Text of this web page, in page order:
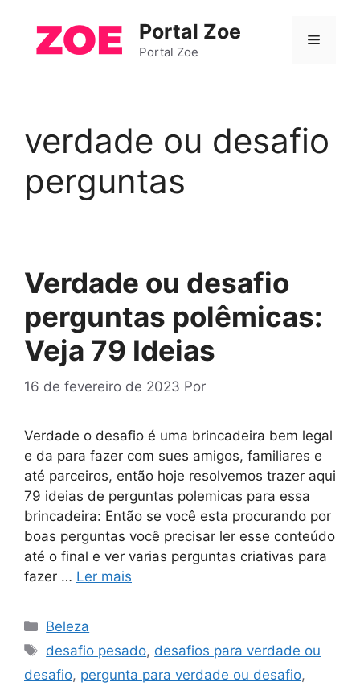
Portal Zoe
Portal Zoe
Menu
verdade ou desafio
perguntas
Verdade ou desafio
perguntas polêmicas:
Veja 79 Ideias
16 de fevereiro de 2023 Por
Verdade o desafio é uma brincadeira bem legal
e da para fazer com sues amigos, familiares e
até parceiros, então hoje resolvemos trazer aqui
79 ideias de perguntas polemicas para essa
brincadeira: Então se você esta procurando por
boas perguntas você precisar ler esse conteúdo
até o final e ver varias perguntas criativas para
fazer … Ler mais
Categorias
Beleza
Tags
desafio pesado, desafios para verdade ou
desafio, pergunta para verdade ou desafio,